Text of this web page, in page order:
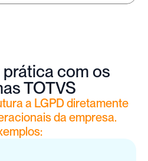
com os
TOTVS
a LGPD diretamente
da empresa.